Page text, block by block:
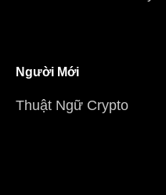
Người Mới
Thuật Ngữ Crypto